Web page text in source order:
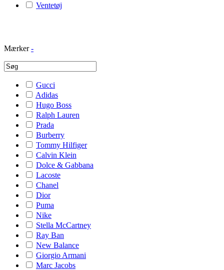
Ventetøj
Mærker -
Gucci
Adidas
Hugo Boss
Ralph Lauren
Prada
Burberry
Tommy Hilfiger
Calvin Klein
Dolce & Gabbana
Lacoste
Chanel
Dior
Puma
Nike
Stella McCartney
Ray Ban
New Balance
Giorgio Armani
Marc Jacobs